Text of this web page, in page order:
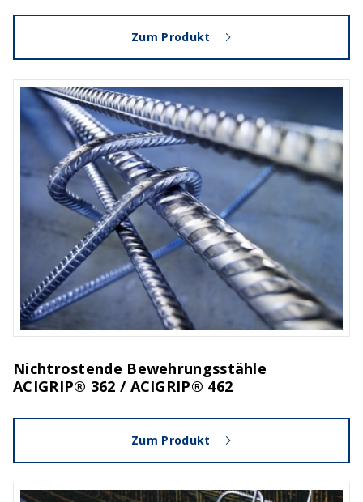
Zum Produkt
Nichtrostende Bewehrungsstähle
ACIGRIP® 362 / ACIGRIP® 462
Zum Produkt